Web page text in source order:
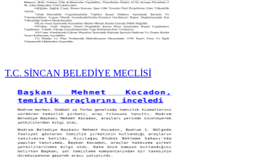
T.C. SİNCAN BELEDİYE MECLİSİ